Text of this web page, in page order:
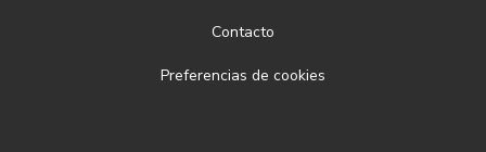
Contacto
Preferencias de cookies